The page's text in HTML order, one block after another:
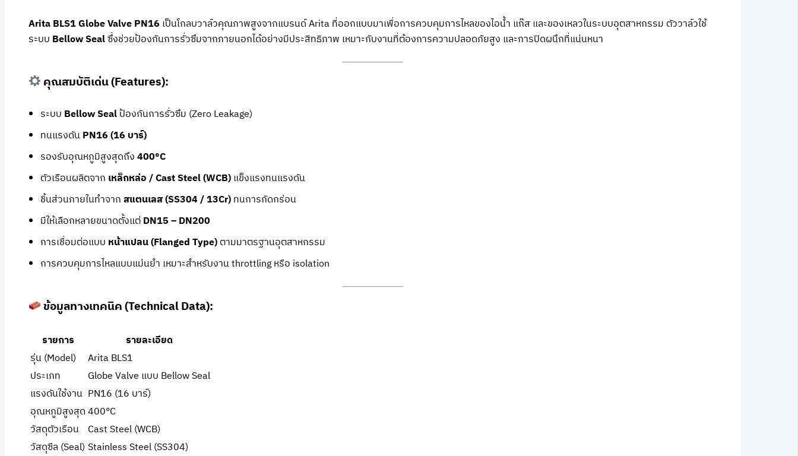
Arita BLS1 Globe Valve PN16 เป็นโกลบวาล์วคุณภาพสูงจากแบรนด์ Arita ที่ออกแบบมาเพื่อการควบคุมการไหลของไอน้ำ แก๊ส และของเหลวในระบบอุตสาหกรรม ตัววาล์วใช้
ระบบ Bellow Sealซึ่งช่วยป้องกันการรั่วซึมจากภายนอกได้อย่างมีประสิทธิภาพ เหมาะกับงานที่ต้องการความปลอดภัยสูง และการปิดผนึกที่แน่นหนา
คุณสมบัติเด่น (Features):
ระบบ Bellow Sealป้องกันการรั่วซึม (Zero Leakage)
ทนแรงดันPN16 (16 บาร์)
รองรับอุณหภูมิสูงสุดถึง400°C
ตัวเรือนผลิตจาก เหล็กหล่อ / Cast Steel (WCB)แข็งแรงทนแรงดัน
ชิ้นส่วนภายในทำจากสแตนเลส (SS304 / 13Cr)ทนการกัดกร่อน
มีให้เลือกหลายขนาดตั้งแต่DN15 – DN200
การเชื่อมต่อแบบ หน้าแปลน (Flanged Type)ตามมาตรฐานอุตสาหกรรม
การควบคุมการไหลแบบแม่นยำ เหมาะสำหรับงาน throttling หรือ isolation
ข้อมูลทางเทคนิค (Technical Data):
รายการ
รายละเอียด
รุ่น (Model)
Arita BLS1
ประเภท
Globe Valve แบบ Bellow Seal
แรงดันใช้งาน PN16 (16 บาร์)
อุณหภูมิสูงสุด400°C
วัสดุตัวเรือน Cast Steel (WCB)
วัสดุซีล (Seal) Stainless Steel (SS304)